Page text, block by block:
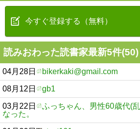
今すぐ登録する（無料）
読みおわった読書家最新5件(50)
04月28日 bikerkaki@gmail.com
08月12日 gb1
03月22日
ふっちゃん、男性60歳代(
なった。